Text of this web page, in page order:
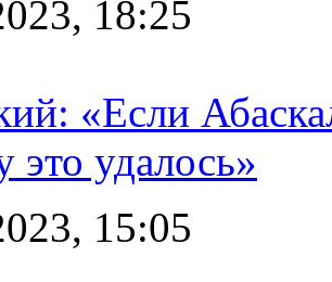
18:25
«Если
это удалось»
15:05